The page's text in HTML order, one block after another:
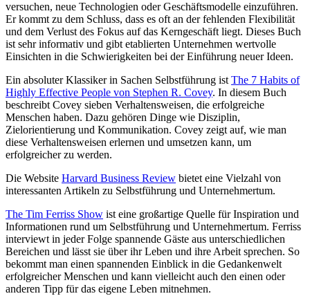
versuchen, neue Technologien oder Geschäftsmodelle einzuführen.
Er kommt zu dem Schluss, dass es oft an der fehlenden Flexibilität
und dem Verlust des Fokus auf das Kerngeschäft liegt. Dieses Buch
ist sehr informativ und gibt etablierten Unternehmen wertvolle
Einsichten in die Schwierigkeiten bei der Einführung neuer Ideen.
Ein absoluter Klassiker in Sachen Selbstführung ist The 7 Habits of
Highly Effective People von Stephen R. Covey. In diesem Buch
beschreibt Covey sieben Verhaltensweisen, die erfolgreiche
Menschen haben. Dazu gehören Dinge wie Disziplin,
Zielorientierung und Kommunikation. Covey zeigt auf, wie man
diese Verhaltensweisen erlernen und umsetzen kann, um
erfolgreicher zu werden.
Die Website Harvard Business Review bietet eine Vielzahl von
interessanten Artikeln zu Selbstführung und Unternehmertum.
The Tim Ferriss Show ist eine großartige Quelle für Inspiration und
Informationen rund um Selbstführung und Unternehmertum. Ferriss
interviewt in jeder Folge spannende Gäste aus unterschiedlichen
Bereichen und lässt sie über ihr Leben und ihre Arbeit sprechen. So
bekommt man einen spannenden Einblick in die Gedankenwelt
erfolgreicher Menschen und kann vielleicht auch den einen oder
anderen Tipp für das eigene Leben mitnehmen.